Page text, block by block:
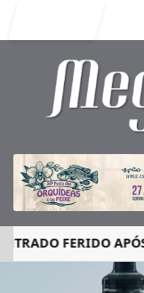
FERIDO APÓS
EM ALTA